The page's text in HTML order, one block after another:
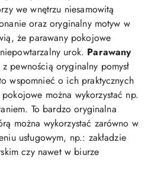
we wnętrzu niesamowitą
oraz oryginalny motyw w
że parawany pokojowe
urok. Parawany
pewnością oryginalny pomysł
wspomnieć o ich praktycznych
można wykorzystać np.
To bardzo oryginalna
można wykorzystać zarówno w
usługowym, np.: zakładzie
czy nawet w biurze